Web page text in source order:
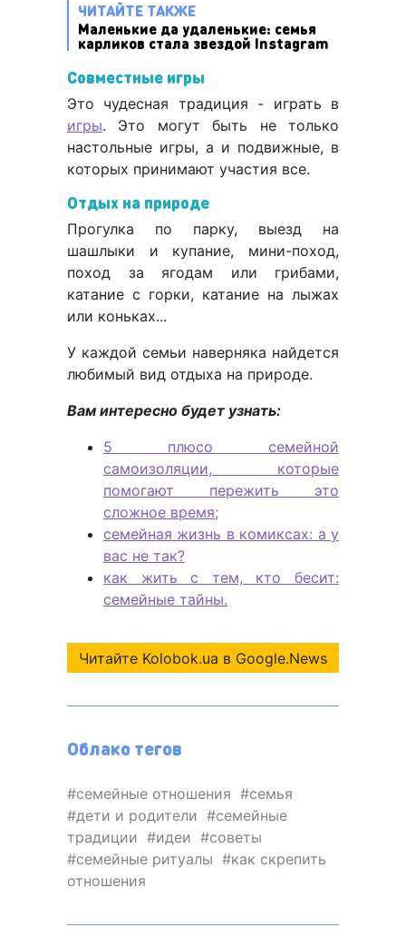
ЧИТАЙТЕ ТАКЖЕ
Маленькие да удаленькие: семья
карликов стала звездой Instagram
Совместные игры
Это чудесная традиция - играть в
игры. Это могут быть не только
настольные игры, а и подвижные, в
которых принимают участия все.
Отдых на природе
Прогулка по парку, выезд на
шашлыки и купание, мини-поход,
поход за ягодам или грибами,
катание с горки, катание на лыжах
или коньках...
У каждой семьи наверняка найдется
любимый вид отдыха на природе.
Вам интересно будет узнать:
5 плюсо семейной
самоизоляции, которые
помогают пережить это
сложное время;
семейная жизнь в комиксах: а у
вас не так?
как жить с тем, кто бесит:
семейные тайны.
Читайте Kolobok.ua в Google.News
Облако тегов
семейные отношения
семья
дети и родители
семейные
традиции
идеи
советы
семейные ритуалы
как скрепить
отношения